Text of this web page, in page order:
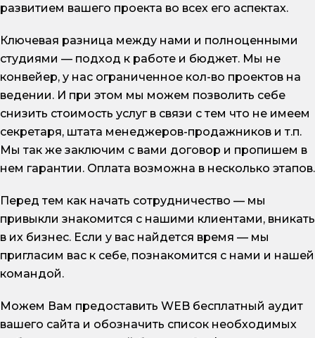
развитием вашего проекта во всех его аспектах.
Ключевая разница между нами и полноценными
студиями — подход к работе и бюджет. Мы не
конвейер, у нас ограниченное кол-во проектов на
ведении. И при этом мы можем позволить себе
снизить стоимость услуг в связи с тем что не имеем
секретаря, штата менеджеров-продажников и т.п.
Мы так же заключим с вами договор и пропишем в
нем гарантии. Оплата возможна в несколько этапов.
Перед тем как начать сотрудничество — мы
привыкли знакомится с нашими клиентами, вникать
в их бизнес. Если у вас найдется время — мы
пригласим вас к себе, познакомится с нами и нашей
командой.
Можем Вам предоставить WEB бесплатный аудит
вашего сайта и обозначить список необходимых